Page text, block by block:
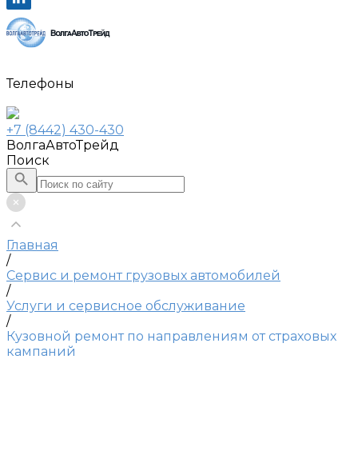
Телефоны
+7 (8442) 430-430
ВолгаАвтоТрейд
Поиск
Главная
/
Сервис и ремонт грузовых автомобилей
/
Услуги и сервисное обслуживание
/
Кузовной ремонт по направлениям от страховых
кампаний